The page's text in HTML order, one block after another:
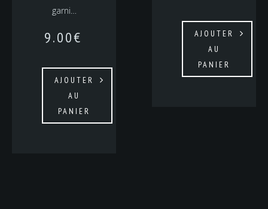
garni…
9.00€
AJOUTER
AU
PANIER
AJOUTER
AU
PANIER